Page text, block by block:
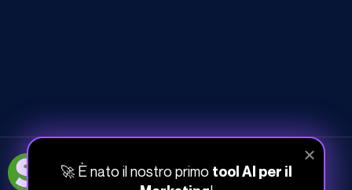
051-268-212
info@studiosamo.it
🚀 È nato il nostro primo tool AI per il